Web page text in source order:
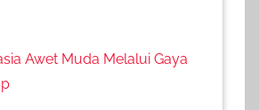
Awet Muda Melalui Gaya